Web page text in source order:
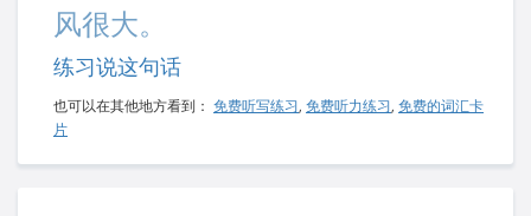
风很大。
练习说这句话
也可以在其他地方看到： 免费听写练习, 免费听力练习, 免费的词汇卡
片